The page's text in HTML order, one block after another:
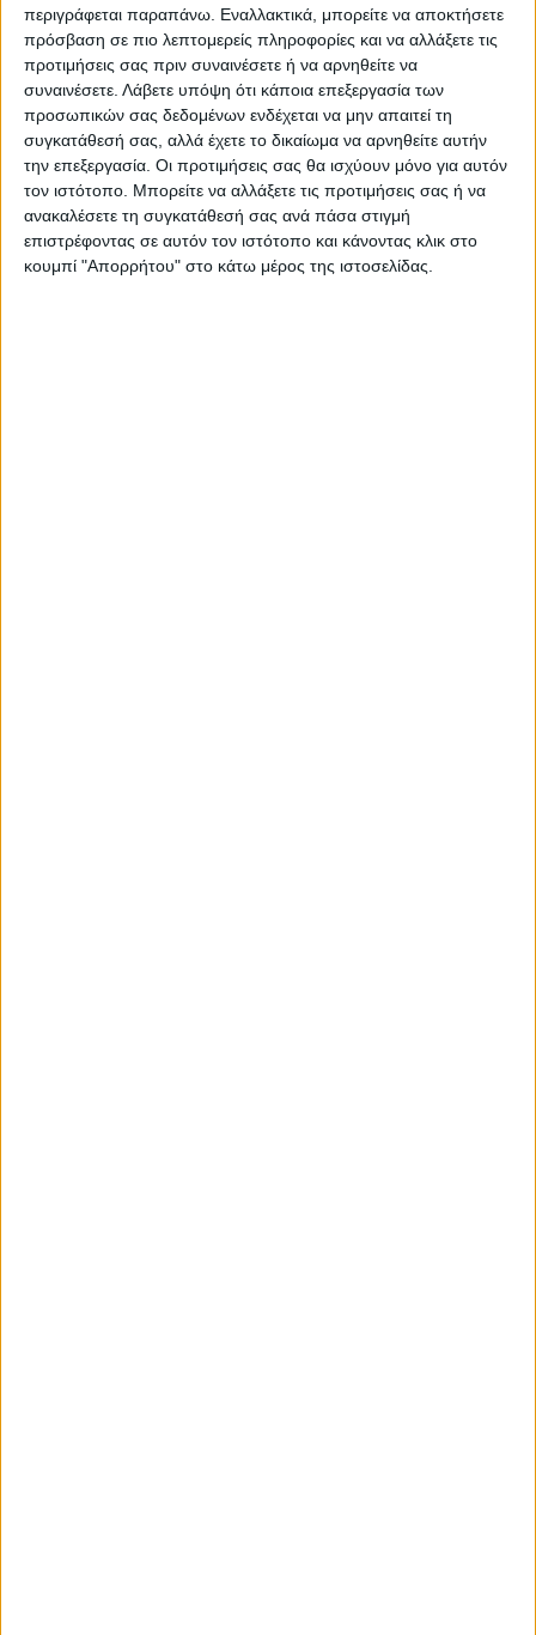
περιγράφεται παραπάνω. Εναλλακτικά, μπορείτε να αποκτήσετε
πρόσβαση σε πιο λεπτομερείς πληροφορίες και να αλλάξετε τις
προτιμήσεις σας πριν συναινέσετε ή να αρνηθείτε να
συναινέσετε. Λάβετε υπόψη ότι κάποια επεξεργασία των
προσωπικών σας δεδομένων ενδέχεται να μην απαιτεί τη
συγκατάθεσή σας, αλλά έχετε το δικαίωμα να αρνηθείτε αυτήν
την επεξεργασία. Οι προτιμήσεις σας θα ισχύουν μόνο για αυτόν
τον ιστότοπο. Μπορείτε να αλλάξετε τις προτιμήσεις σας ή να
ανακαλέσετε τη συγκατάθεσή σας ανά πάσα στιγμή
επιστρέφοντας σε αυτόν τον ιστότοπο και κάνοντας κλικ στο
κουμπί "Απορρήτου" στο κάτω μέρος της ιστοσελίδας.